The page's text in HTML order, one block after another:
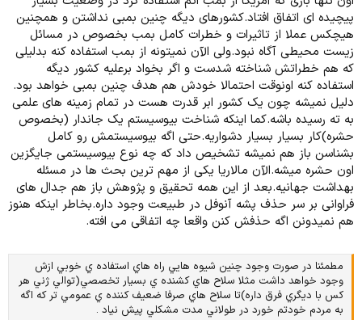
پیچیده ای اتفاق افتاد.کشورهای دیگه چنین بمبی نداشتن و همچنین
هیچکس عملا از تاثیرات و خطرات کامل بمب بخصوص در مسائل
زیست محیطی آگاه نبود.ولی الآن نمیتونه از بمب استفاده کنه بدلیلی
که هم خطراتش شناخته شدست و اگر بخواد برعلیه کشور دیگه
استفاده کنه اونوقت احتمالا خودش هم هدف چنین بمبی خواهد بود.
دلیل نمیشه چون یک کشور ابر قدرت هست در تمام زمینه های علمی
به ته رسیده باشه.کما اینکه شناخت بیوسیستم یک جاندار (بخصوص
حشره)کار بسیار بسیار دشواریه.حتی اگه بیوسیستمش رو کامل
بشناسن باز هم نمیشه تشخیص داد که چه نوع بیوسیستمی جایگزین
اون حشره میشه.الآن مالاریا یکی از مهم ترین بحث ها در مسئله
بهداشت جهانیه.بعد از این همه تحقیق و پژوهش باز هم جدال های
فراوانی بر سر حذف پشه آنوفل در طبیعت وجود داره.بخاطر اینکه هنوز
هم نمیدونن اگه حذفش کنن واقعا چه اتفاقی می افته.
مطمئنا در صورت وجود چنين شيوه هايي راه هاي استفاده ي خوبي ازش
وجود خواهد داشت مثلا سلاح هاي كشنده ي بسيار تخصصي(توالي ژني هر
كس با ديگري فرق داره)تا سلاح هاي صرفا ضعيف كننده ي عمومي تر كه اگه
به مردم خودتم خورد در طولاني مدت مشكلي پيش نياد .